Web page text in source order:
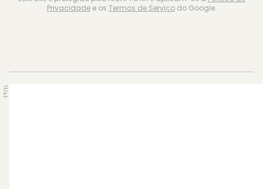
Privacidadee os Termos de Serviçodo Google.
PUB.